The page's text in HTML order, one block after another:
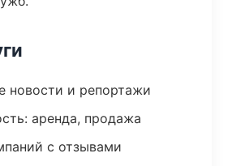
новости и репортажи
аренда, продажа
с отзывами